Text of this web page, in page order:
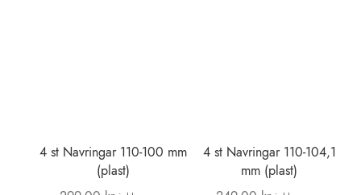
4 st Navringar 110-100 mm
(plast)
4 st Navringar 110-104,1
mm (plast)